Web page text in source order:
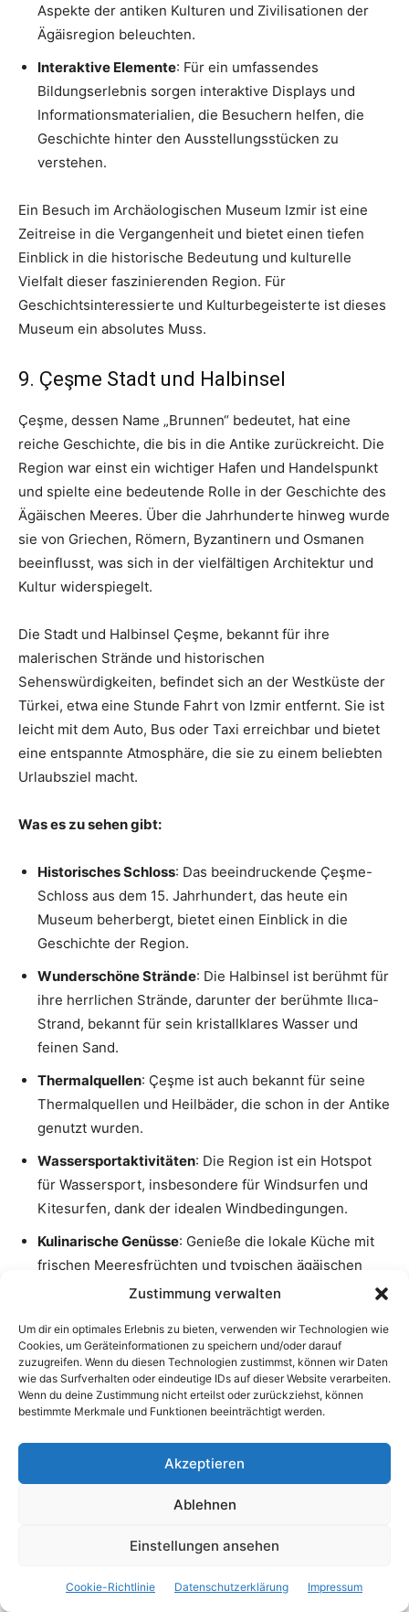
Zustimmung verwalten
Um dir ein optimales Erlebnis zu bieten, verwenden wir Technologien wie
Cookies, um Geräteinformationen zu speichern und/oder darauf
zuzugreifen. Wenn du diesen Technologien zustimmst, können wir Daten
wie das Surfverhalten oder eindeutige IDs auf dieser Website verarbeiten.
Wenn du deine Zustimmung nicht erteilst oder zurückziehst, können
bestimmte Merkmale und Funktionen beeinträchtigt werden.
Akzeptieren
Ablehnen
Einstellungen ansehen
Cookie-Richtlinie Datenschutzerklärung Impressum
Aspekte der antiken Kulturen und Zivilisationen der
Ägäisregion beleuchten.
Interaktive Elemente: Für ein umfassendes
Bildungserlebnis sorgen interaktive Displays und
Informationsmaterialien, die Besuchern helfen, die
Geschichte hinter den Ausstellungsstücken zu
verstehen.
Ein Besuch im Archäologischen Museum Izmir ist eine
Zeitreise in die Vergangenheit und bietet einen tiefen
Einblick in die historische Bedeutung und kulturelle
Vielfalt dieser faszinierenden Region. Für
Geschichtsinteressierte und Kulturbegeisterte ist dieses
Museum ein absolutes Muss.
9. Çeşme Stadt und Halbinsel
Çeşme, dessen Name „Brunnen“ bedeutet, hat eine
reiche Geschichte, die bis in die Antike zurückreicht. Die
Region war einst ein wichtiger Hafen und Handelspunkt
und spielte eine bedeutende Rolle in der Geschichte des
Ägäischen Meeres. Über die Jahrhunderte hinweg wurde
sie von Griechen, Römern, Byzantinern und Osmanen
beeinflusst, was sich in der vielfältigen Architektur und
Kultur widerspiegelt.
Die Stadt und Halbinsel Çeşme, bekannt für ihre
malerischen Strände und historischen
Sehenswürdigkeiten, befindet sich an der Westküste der
Türkei, etwa eine Stunde Fahrt von Izmir entfernt. Sie ist
leicht mit dem Auto, Bus oder Taxi erreichbar und bietet
eine entspannte Atmosphäre, die sie zu einem beliebten
Urlaubsziel macht.
Was es zu sehen gibt:
Historisches Schloss: Das beeindruckende Çeşme-
Schloss aus dem 15. Jahrhundert, das heute ein
Museum beherbergt, bietet einen Einblick in die
Geschichte der Region.
Wunderschöne Strände: Die Halbinsel ist berühmt für
ihre herrlichen Strände, darunter der berühmte Ilıca-
Strand, bekannt für sein kristallklares Wasser und
feinen Sand.
Thermalquellen: Çeşme ist auch bekannt für seine
Thermalquellen und Heilbäder, die schon in der Antike
genutzt wurden.
Wassersportaktivitäten: Die Region ist ein Hotspot
für Wassersport, insbesondere für Windsurfen und
Kitesurfen, dank der idealen Windbedingungen.
Kulinarische Genüsse: Genieße die lokale Küche mit
frischen Meeresfrüchten und typischen ägäischen
Gerichten in den zahlreichen Restaurants und Cafés.
Alaçatı
: Ein Besuch des nahegelegenen, charmanten
Dorfes Alaçatı ist ein Muss. Bekannt für seine
Steinarchitektur, Windmühlen und lebhafte
Atmosphäre, zieht es Besucher aus aller Welt an.
Çeşme bietet eine perfekte Kombination aus Geschichte,
Natur und Kultur. Es ist der ideale Ort, um die Schönheit
der Ägäis zu erleben, sei es durch Entspannung am
Strand, Erkundung historischer Stätten oder Genuss der